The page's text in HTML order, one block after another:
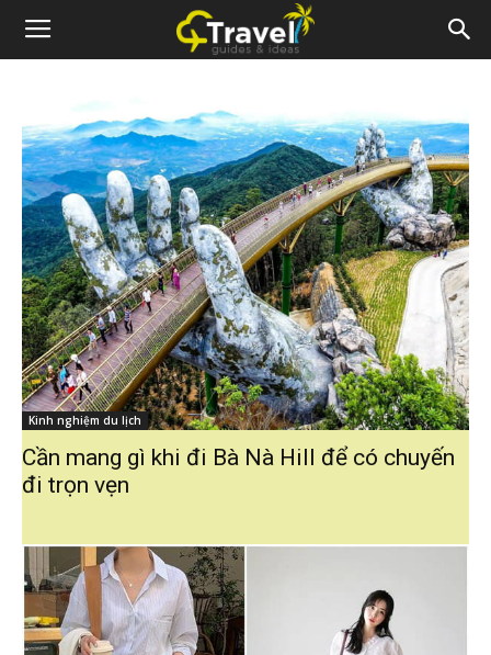
Kinh nghiệm du lịch
Cần mang gì khi đi Bà Nà Hill để có chuyến
đi trọn vẹn